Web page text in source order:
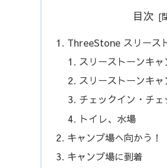
目次
ThreeStone スリース
スリーストーンキ
スリーストーンキ
チェックイン・チ
トイレ、水場
キャンプ場へ向かう！
キャンプ場に到着